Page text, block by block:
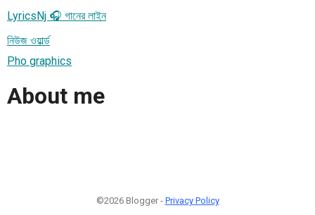
LyricsNj 🎧 গানের লাইন
নিউজ ওয়ার্ল্ড
Pho graphics
About me
©2026 Blogger - Privacy Policy